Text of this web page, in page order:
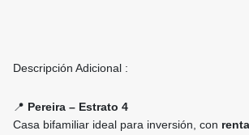
Descripción Adicional :
📍 Pereira – Estrato 4
Casa bifamiliar ideal para inversión, con